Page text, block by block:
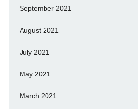
September 2021
August 2021
July 2021
May 2021
March 2021